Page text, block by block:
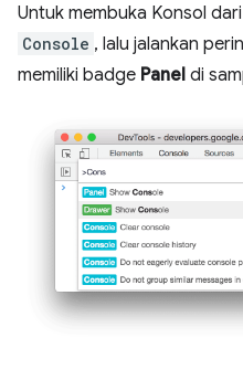
Untuk membuka Konsol dari
Console , lalu jalankan
memiliki badge Panel di